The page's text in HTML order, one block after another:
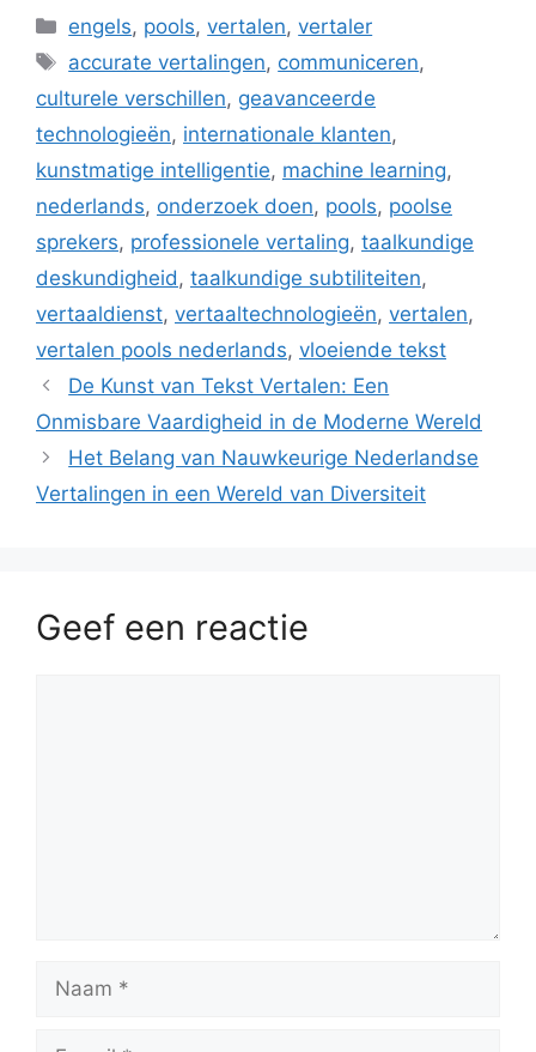
Categorieën
engels, pools,vertalen,vertaler
Tags
accurate vertalingen, communiceren,
culturele verschillen, geavanceerde
technologieën, internationale klanten,
kunstmatige intelligentie, machine learning,
nederlands, onderzoek doen, pools, poolse
sprekers, professionele vertaling, taalkundige
deskundigheid , taalkundige subtiliteiten,
vertaaldienst, vertaaltechnologieën, vertalen,
vertalen pools nederlands, vloeiende tekst
De Kunst van Tekst Vertalen: Een
Onmisbare Vaardigheid in de Moderne Wereld
Het Belang van Nauwkeurige Nederlandse
Vertalingen in een Wereld van Diversiteit
Geef een reactie